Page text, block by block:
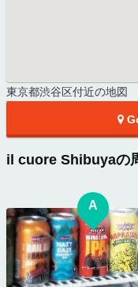
東京都渋谷区付近の地図
il cuore Shibuyaの
A